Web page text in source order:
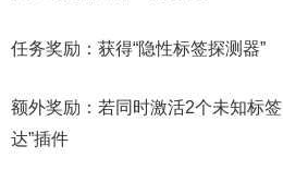
任务奖励：获得“隐性标签探测器”
额外奖励：若同时激活2个未知标
达”插件